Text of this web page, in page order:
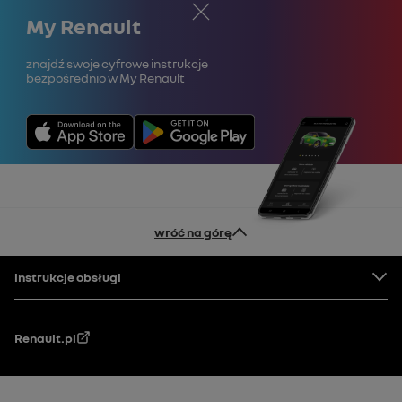
Zamknij
My Renault
Znajdź swoje cyfrowe instrukcje
bezpośrednio w My Renault
wróć na górę
Stopka
instrukcje obsługi
Renault.pl